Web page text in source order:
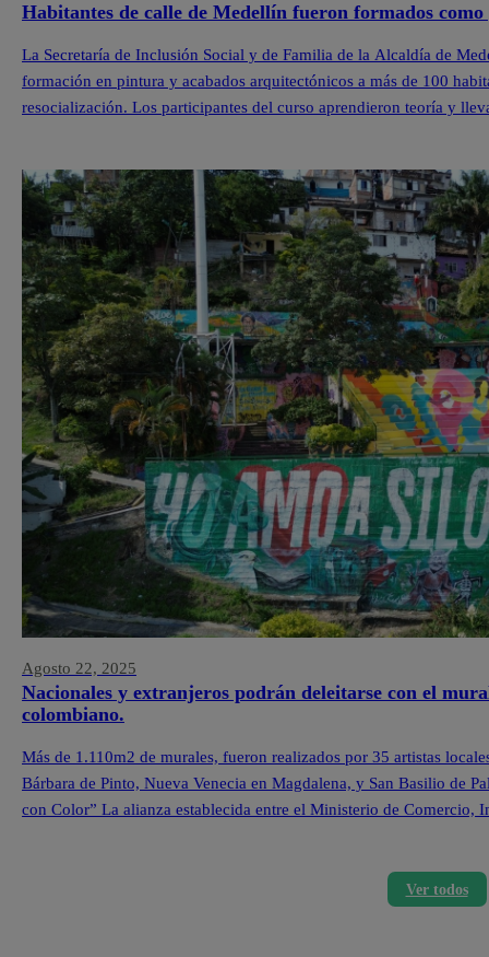
Habitantes de calle de Medellín fueron formados
La Secretaría de Inclusión Social y de Familia de la Alcaldía de
formación en pintura y acabados arquitectónicos a más de 100
resocialización. Los participantes del curso aprendieron teoría y
Agosto 22, 2025
Nacionales y extranjeros podrán deleitarse con el
colombiano.
Más de 1.110m2 de murales, fueron realizados por 35 artistas
Bárbara de Pinto, Nueva Venecia en Magdalena, y San Basilio de
con Color” La alianza establecida entre el Ministerio de
Ver todos